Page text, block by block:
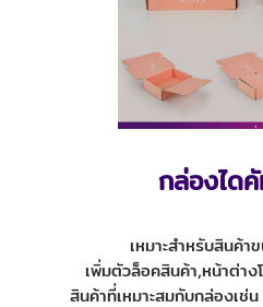
กล่องได
เหมาะสำหรับสินค้า
เพิ่มตัวล็อคสินค้า,หน้าต่าง
สินค้าที่เหมาะสมกับกล่องเช่